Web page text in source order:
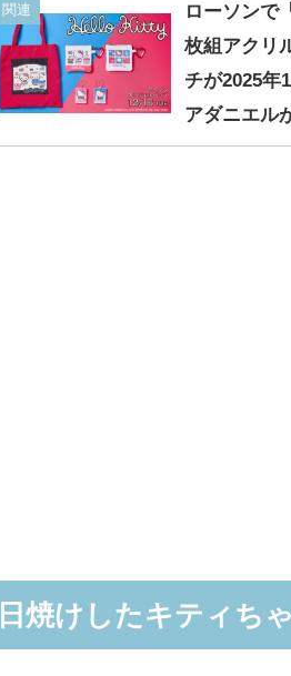
関連
ローソンで
枚組アクリ
チが2025年
アダニエル
日焼けしたキティち